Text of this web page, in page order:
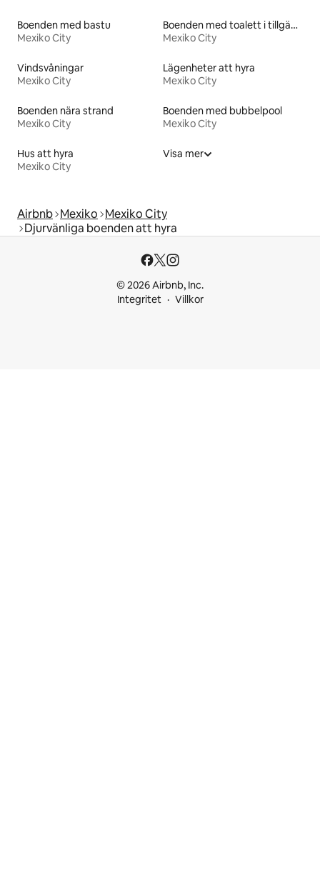
Boenden med bastu
Mexiko City
Boenden med toalett i tillgänglighetsanpassad höjd
Mexiko City
Vindsvåningar
Mexiko City
Lägenheter att hyra
Mexiko City
Boenden nära strand
Mexiko City
Boenden med bubbelpool
Mexiko City
Hus att hyra
Mexiko City
Visa mer
Airbnb Mexiko Mexiko City
Djurvänliga boenden att hyra
© 2026 Airbnb, Inc.
Integritet
Villkor